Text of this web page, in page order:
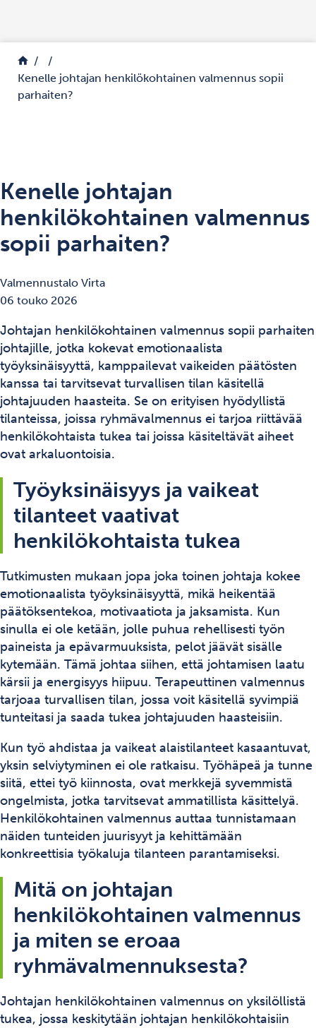
Palaa etusivulle
Kenelle johtajan henkilökohtainen valmennus sopii
parhaiten?
Kenelle johtajan
henkilökohtainen valmennus
sopii parhaiten?
Valmennustalo Virta
06 touko 2026
Johtajan henkilökohtainen valmennus sopii parhaiten
johtajille, jotka kokevat emotionaalista
työyksinäisyyttä, kamppailevat vaikeiden päätösten
kanssa tai tarvitsevat turvallisen tilan käsitellä
johtajuuden haasteita. Se on erityisen hyödyllistä
tilanteissa, joissa ryhmävalmennus ei tarjoa riittävää
henkilökohtaista tukea tai joissa käsiteltävät aiheet
ovat arkaluontoisia.
Työyksinäisyys ja vaikeat
tilanteet vaativat
henkilökohtaista tukea
Tutkimusten mukaan jopa joka toinen johtaja kokee
emotionaalista työyksinäisyyttä, mikä heikentää
päätöksentekoa, motivaatiota ja jaksamista. Kun
sinulla ei ole ketään, jolle puhua rehellisesti työn
paineista ja epävarmuuksista, pelot jäävät sisälle
kytemään. Tämä johtaa siihen, että johtamisen laatu
kärsii ja energisyys hiipuu. Terapeuttinen valmennus
tarjoaa turvallisen tilan, jossa voit käsitellä syvimpiä
tunteitasi ja saada tukea johtajuuden haasteisiin.
Kun työ ahdistaa ja vaikeat alaistilanteet kasaantuvat,
yksin selviytyminen ei ole ratkaisu. Työhäpeä ja tunne
siitä, ettei työ kiinnosta, ovat merkkejä syvemmistä
ongelmista, jotka tarvitsevat ammatillista käsittelyä.
Henkilökohtainen valmennus auttaa tunnistamaan
näiden tunteiden juurisyyt ja kehittämään
konkreettisia työkaluja tilanteen parantamiseksi.
Mitä on johtajan
henkilökohtainen valmennus
ja miten se eroaa
ryhmävalmennuksesta?
Johtajan henkilökohtainen valmennus on yksilöllistä
tukea, jossa keskitytään johtajan henkilökohtaisiin